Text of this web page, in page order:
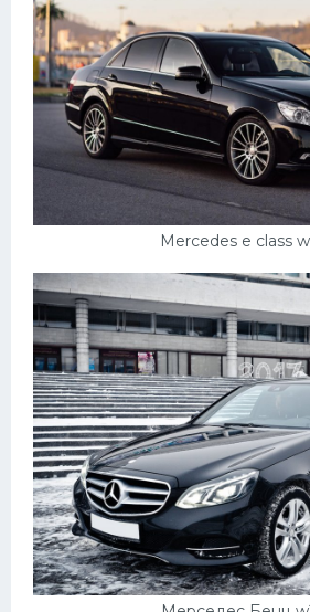
Mercedes e class
ЛУАЗ
Фиат
Ситроен
Субару
Опель
Киа
Танки
Крайслер
Порше
Самолеты
Корабли
Комплектующие
Тойота